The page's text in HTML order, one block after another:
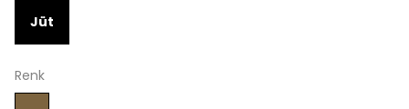
Jüt
Renk